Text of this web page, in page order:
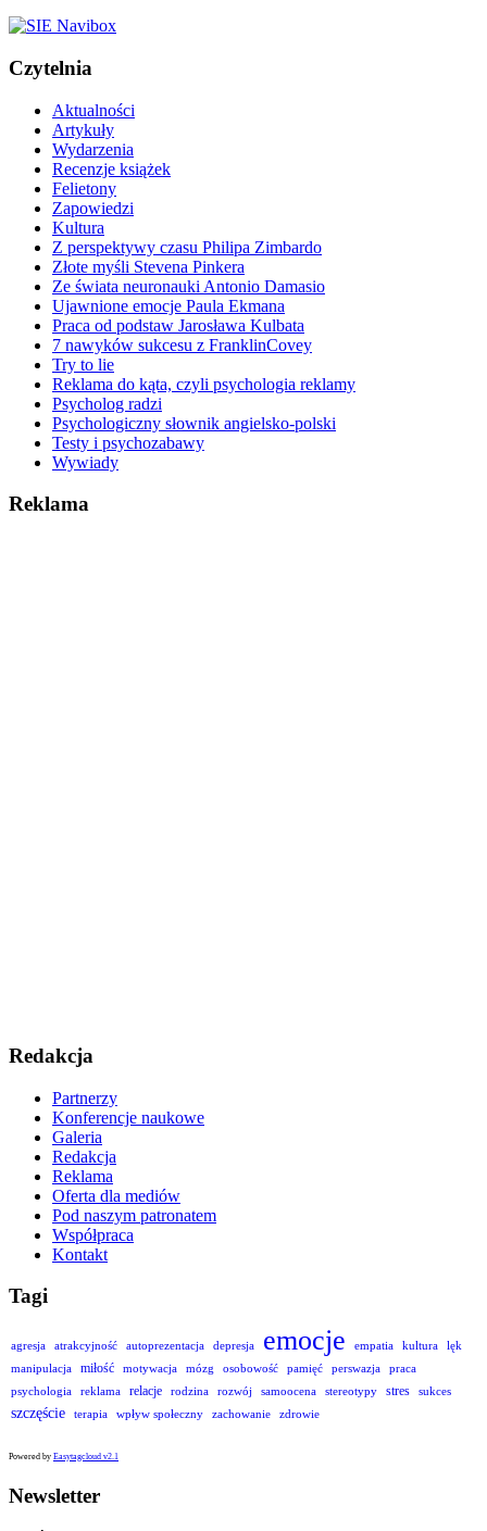
Czytelnia
Aktualności
Artykuły
Wydarzenia
Recenzje książek
Felietony
Zapowiedzi
Kultura
Z perspektywy czasu Philipa Zimbardo
Złote myśli Stevena Pinkera
Ze świata neuronauki Antonio Damasio
Ujawnione emocje Paula Ekmana
Praca od podstaw Jarosława Kulbata
7 nawyków sukcesu z FranklinCovey
Try to lie
Reklama do kąta, czyli psychologia reklamy
Psycholog radzi
Psychologiczny słownik angielsko-polski
Testy i psychozabawy
Wywiady
Reklama
Redakcja
Partnerzy
Konferencje naukowe
Galeria
Redakcja
Reklama
Oferta dla mediów
Pod naszym patronatem
Współpraca
Kontakt
Tagi
agresja atrakcyjność autoprezentacja depresja emocje empatia kultura
lęk
manipulacja
miłość motywacja mózg osobowość pamięć perswazja
praca
psychologia
reklama relacje rodzina rozwój samoocena stereotypy stres sukces
szczęście terapia wpływ społeczny zachowanie zdrowie
Powered by Easytagcloud v2.1
Newsletter